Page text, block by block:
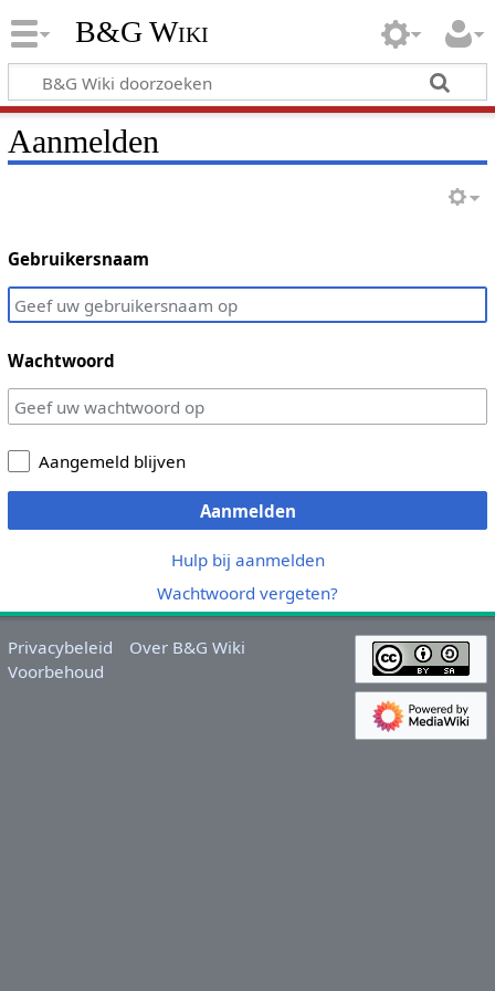
B&G Wiki
Aanmelden
Gebruikersnaam
Wachtwoord
Aangemeld blijven
Aanmelden
Hulp bij aanmelden
Wachtwoord vergeten?
Privacybeleid
Over B&G Wiki
Voorbehoud